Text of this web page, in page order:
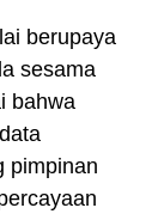
berupaya
sesama
bahwa
pimpinan